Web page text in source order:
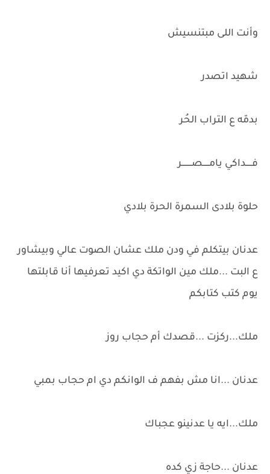
وأنت اللى مبتنسيش
شهيد اتصدر
بدمّه ع التراب الحُر
فـــــداكي يامـــــصــــــــر
حلوة بلادى السمرة الحرة بلادي
عدنان بيتكلم في ودن ملك عشان الصوت عالي وبيشاور
ع البت ...ملك مين الواتكة دي اكيد تعرفيها أنا قابلتها
يوم كتب كتابكم
ملك...ركزت ...قصدك أم حجاب روز
عدنان ...انا مش بفهم ف الوانكم دي ام حجاب بمبي
ملك...ايه يا عدنينو عجباك
عدنان ...حاجة زي كده